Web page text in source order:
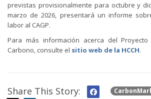
previstas provisionalmente para octubre y
marzo de 2026, presentará un informe
labor al CAGP.
Para más información acerca del
Carbono, consulte el sitio web de la HCCH.
Share This Story: